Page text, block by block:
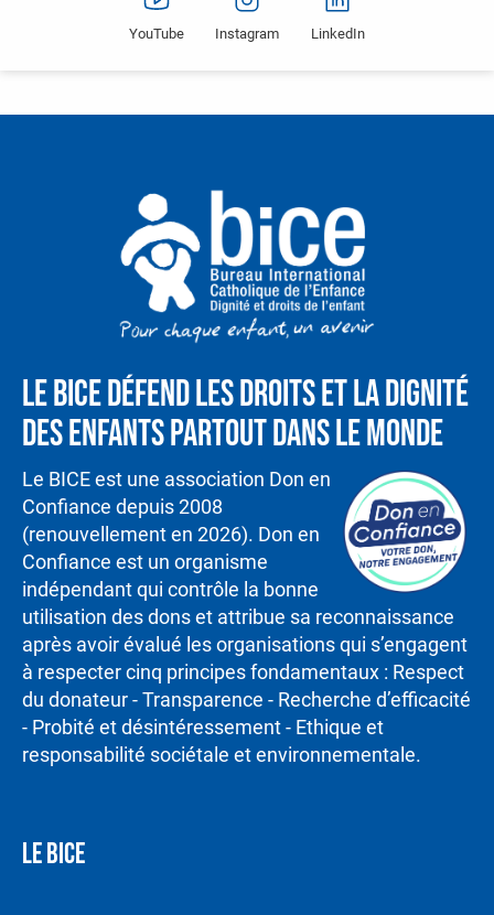
YouTube Instagram LinkedIn
Le BICE défend les droits et la dignité
des enfants partout dans le monde
Le BICE est une association Don en
Confiance depuis 2008
(renouvellement en 2026). Don en
Confiance est un organisme
indépendant qui contrôle la bonne
utilisation des dons et attribue sa reconnaissance
après avoir évalué les organisations qui s’engagent
à respecter cinq principes fondamentaux : Respect
du donateur - Transparence - Recherche d’efficacité
- Probité et désintéressement - Ethique et
responsabilité sociétale et environnementale.
LE BICE